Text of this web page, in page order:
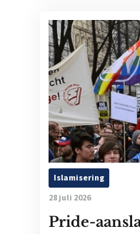
Islamisering
28 juli 2026
Pride-